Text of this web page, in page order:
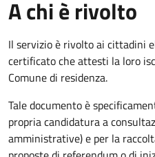
A chi è rivolto
Il servizio è rivolto ai cittadini
certificato che attesti la loro
Comune di residenza.
Tale documento è
propria candidatura a
amministrative) e per la